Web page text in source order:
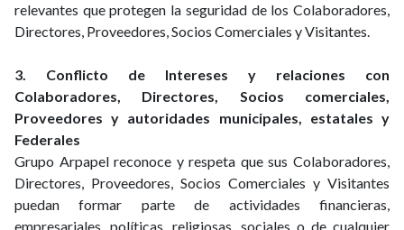
relevantes que protegen la seguridad de los Colaboradores,
Directores, Proveedores, Socios Comerciales y Visitantes.
3. Conflicto de Intereses y relaciones con
Colaboradores, Directores, Socios comerciales,
Proveedores y autoridades municipales, estatales y
Federales
Grupo Arpapel reconoce y respeta que sus Colaboradores,
Directores, Proveedores, Socios Comerciales y Visitantes
puedan formar parte de actividades financieras,
empresariales, políticas, religiosas, sociales o de cualquier